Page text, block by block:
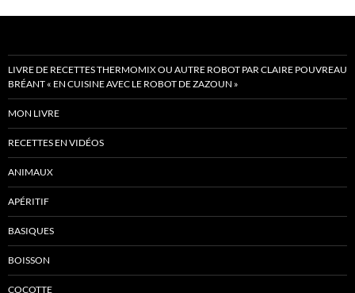
LIVRE DE RECETTES THERMOMIX OU AUTRE ROBOT PAR CLAIRE POUVREAU
BRÉANT « EN CUISINE AVEC LE ROBOT DE ZAZOUN »
MON LIVRE
RECETTES EN VIDÉOS
ANIMAUX
APÉRITIF
BASIQUES
BOISSON
COCOTTE